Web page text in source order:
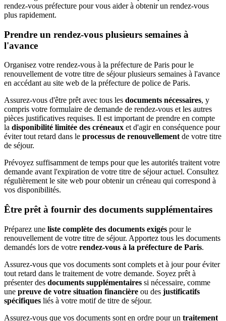
rendez-vous préfecture pour vous aider à obtenir un rendez-vous
plus rapidement.
Prendre un rendez-vous plusieurs semaines à
l'avance
Organisez votre rendez-vous à la préfecture de Paris pour le
renouvellement de votre titre de séjour plusieurs semaines à l'avance
en accédant au site web de la préfecture de police de Paris.
Assurez-vous d'être prêt avec tous les documents nécessaires, y
compris votre formulaire de demande de rendez-vous et les autres
pièces justificatives requises. Il est important de prendre en compte
la disponibilité limitée des créneaux et d'agir en conséquence pour
éviter tout retard dans le processus de renouvellement de votre titre
de séjour.
Prévoyez suffisamment de temps pour que les autorités traitent votre
demande avant l'expiration de votre titre de séjour actuel. Consultez
régulièrement le site web pour obtenir un créneau qui correspond à
vos disponibilités.
Être prêt à fournir des documents supplémentaires
Préparez une liste complète des documents exigés pour le
renouvellement de votre titre de séjour. Apportez tous les documents
demandés lors de votre rendez-vous à la préfecture de Paris.
Assurez-vous que vos documents sont complets et à jour pour éviter
tout retard dans le traitement de votre demande. Soyez prêt à
présenter des documents supplémentaires si nécessaire, comme
une preuve de votre situation financière ou des justificatifs
spécifiques liés à votre motif de titre de séjour.
Assurez-vous que vos documents sont en ordre pour un traitement